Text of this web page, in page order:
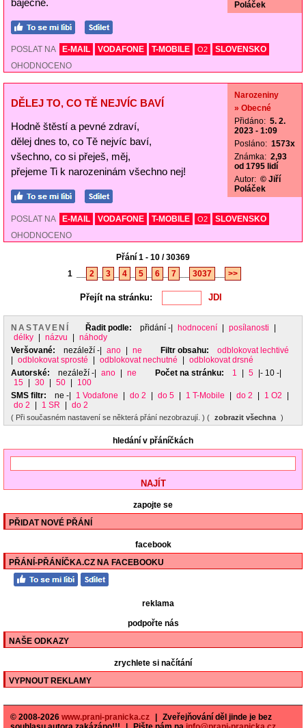
báječně.
Poláček
POSLAT NA E-MAIL VODAFONE T-MOBILE O2
SLOVENSKO
OHODNOCENO
DĚLEJ TO, CO TĚ NEJVÍC BAVÍ
Hodně štěstí a pevné zdraví,
dělej dnes to, co Tě nejvíc baví,
všechno, co si přeješ, měj,
přejeme Ti k narozeninám všechno nej!
Narozeniny
» Obecné
Přidáno: 5. 2.
2023 - 1:09
Posláno: 1573x
Známka: 2,93
od 1795 lidí
Autor: © Jiří
Poláček
POSLAT NA E-MAIL VODAFONE T-MOBILE O2
SLOVENSKO
OHODNOCENO
Přání 1 - 10 / 30369
1
2 3 4 5 6 7 3037 >>
Přejít na stránku:
NASTAVENÍ Řadit podle: přidání -| hodnocení posílanosti
délky
názvu
náhody
Veršované:
nezáleží -| ano ne Filtr obsahu:
odblokovat lechtivé
odblokovat sprosté odblokovat nechutné
odblokovat drsné
Autorské:
nezáleží -| ano ne Počet na stránku: 1 5
|- 10 -|
15
30 50
100
SMS filtr:
ne -| 1 Vodafone do 2 do 5 1 T-Mobile do 2 1 O2
do 2
1 SR do 2
( Při současném nastavení se některá přání nezobrazují. ) ( zobrazit všechna )
hledání v přáníčkách
zapojte se
PŘIDAT NOVÉ PŘÁNÍ
facebook
PŘÁNÍ-PŘÁNÍČKA.CZ NA FACEBOOKU
reklama
podpořte nás
NAŠE ODKAZY
zrychlete si načítání
VYPNOUT REKLAMY
© 2008-2026 www.prani-pranicka.cz
Zveřejňování děl jinde je bez